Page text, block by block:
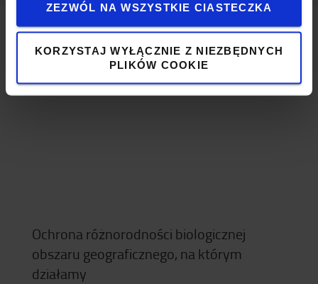
ZEZWÓL NA WSZYSTKIE CIASTECZKA
KORZYSTAJ WYŁĄCZNIE Z NIEZBĘDNYCH
PLIKÓW COOKIE
Wrażliwość ekosystemu
Ochrona różnorodności biologicznej
obszaru geograficznego, na którym
działamy